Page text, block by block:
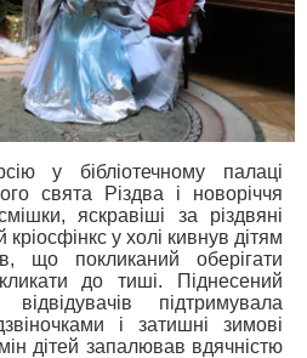
у бібліотечному палаці
свята Різдва і новоріччя
яскравіші за різдвяні
кріосфінкс у холі кивнув дітям
що покликаний оберігати
до тиші. Піднесений
підтримувала
і затишні зимові
дітей запалював вдячністю